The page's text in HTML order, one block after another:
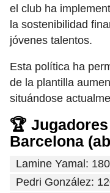
el club ha
la sostenibilidad
jóvenes talentos.
Esta política ha
de la plantilla
situándose
🏆
Barcelona
Lamine Yamal:
Pedri González: